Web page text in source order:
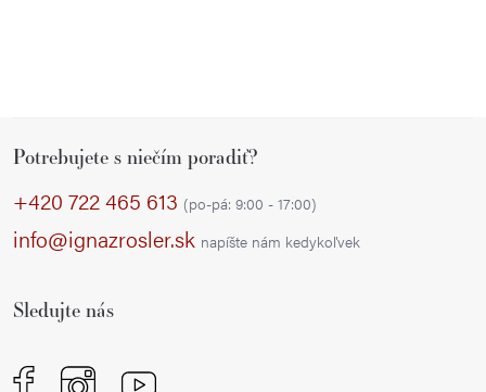
Potrebujete s niečím poradiť?
+420 722 465 613 (po-pá: 9:00 - 17:00)
info@ignazrosler.sk napíšte nám kedykoľvek
Sledujte nás